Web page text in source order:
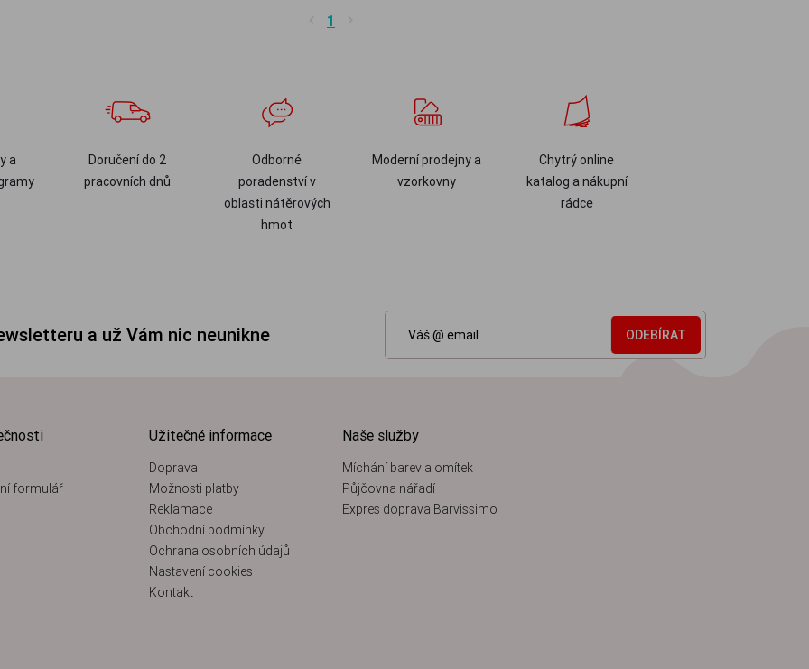
1
a
Doručení do 2
pracovních dnů
Odborné
poradenství v
oblasti nátěrových
hmot
Moderní prodejny a
vzorkovny
Chytrý online
katalog a nákupní
rádce
a už Vám nic neunikne ODEBÍRAT
formulář
Užitečné informace
Doprava
Možnosti platby
Reklamace
Obchodní podmínky
Ochrana osobních údajů
Nastavení cookies
Kontakt
Naše služby
Míchání barev a omítek
Půjčovna nářadí
Expres doprava Barvissimo